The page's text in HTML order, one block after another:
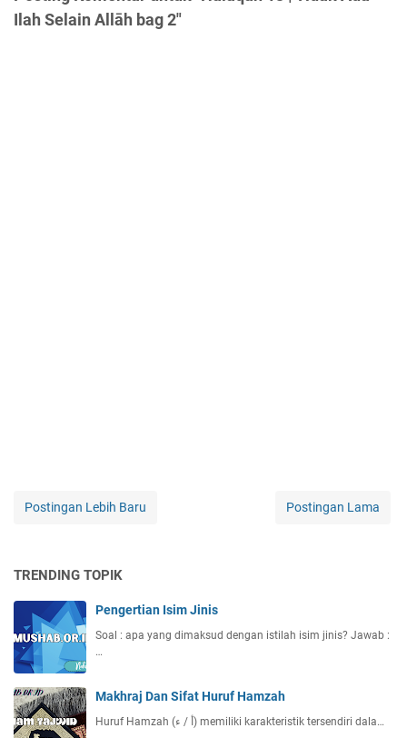
Ilah Selain Allāh bag 2"
Postingan Lebih Baru Postingan Lama
TRENDING TOPIK
Pengertian Isim Jinis
Soal : apa yang dimaksud dengan istilah isim jinis? Jawab :
…
Makhraj Dan Sifat Huruf Hamzah
Huruf Hamzah (أ / ء) memiliki karakteristik tersendiri dala…